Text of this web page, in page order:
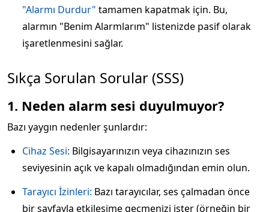
"Alarmı Durdur" tamamen kapatmak için. Bu,
alarmın "Benim Alarmlarım" listenizde pasif olarak
işaretlenmesini sağlar.
Sıkça Sorulan Sorular (SSS)
1. Neden alarm sesi duyulmuyor?
Bazı yaygın nedenler şunlardır:
Cihaz Sesi: Bilgisayarınızın veya cihazınızın ses
seviyesinin açık ve kapalı olmadığından emin olun.
Tarayıcı İzinleri: Bazı tarayıcılar, ses çalmadan önce
bir sayfayla etkileşime geçmenizi ister (örneğin bir